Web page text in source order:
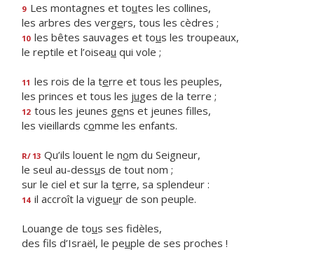
9 Les montagnes et toutes les collines,
les arbres des vergers, tous les cèdres ;
10 les bêtes sauvages et tous les troupeaux,
le reptile et l’oiseau qui vole ;
11 les rois de la terre et tous les peuples,
les princes et tous les juges de la terre ;
12 tous les jeunes gens et jeunes filles,
les vieillards comme les enfants.
R/ 13 Qu’ils louent le nom du Seigneur,
le seul au-dessus de tout nom ;
sur le ciel et sur la terre, sa splendeur :
14 il accroît la vigueur de son peuple.
Louange de tous ses fidèles,
des fils d’Israël, le peuple de ses proches !